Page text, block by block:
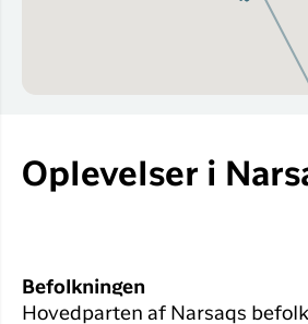
Oplevelser i
Befolkningen
Hovedparten af Narsaqs